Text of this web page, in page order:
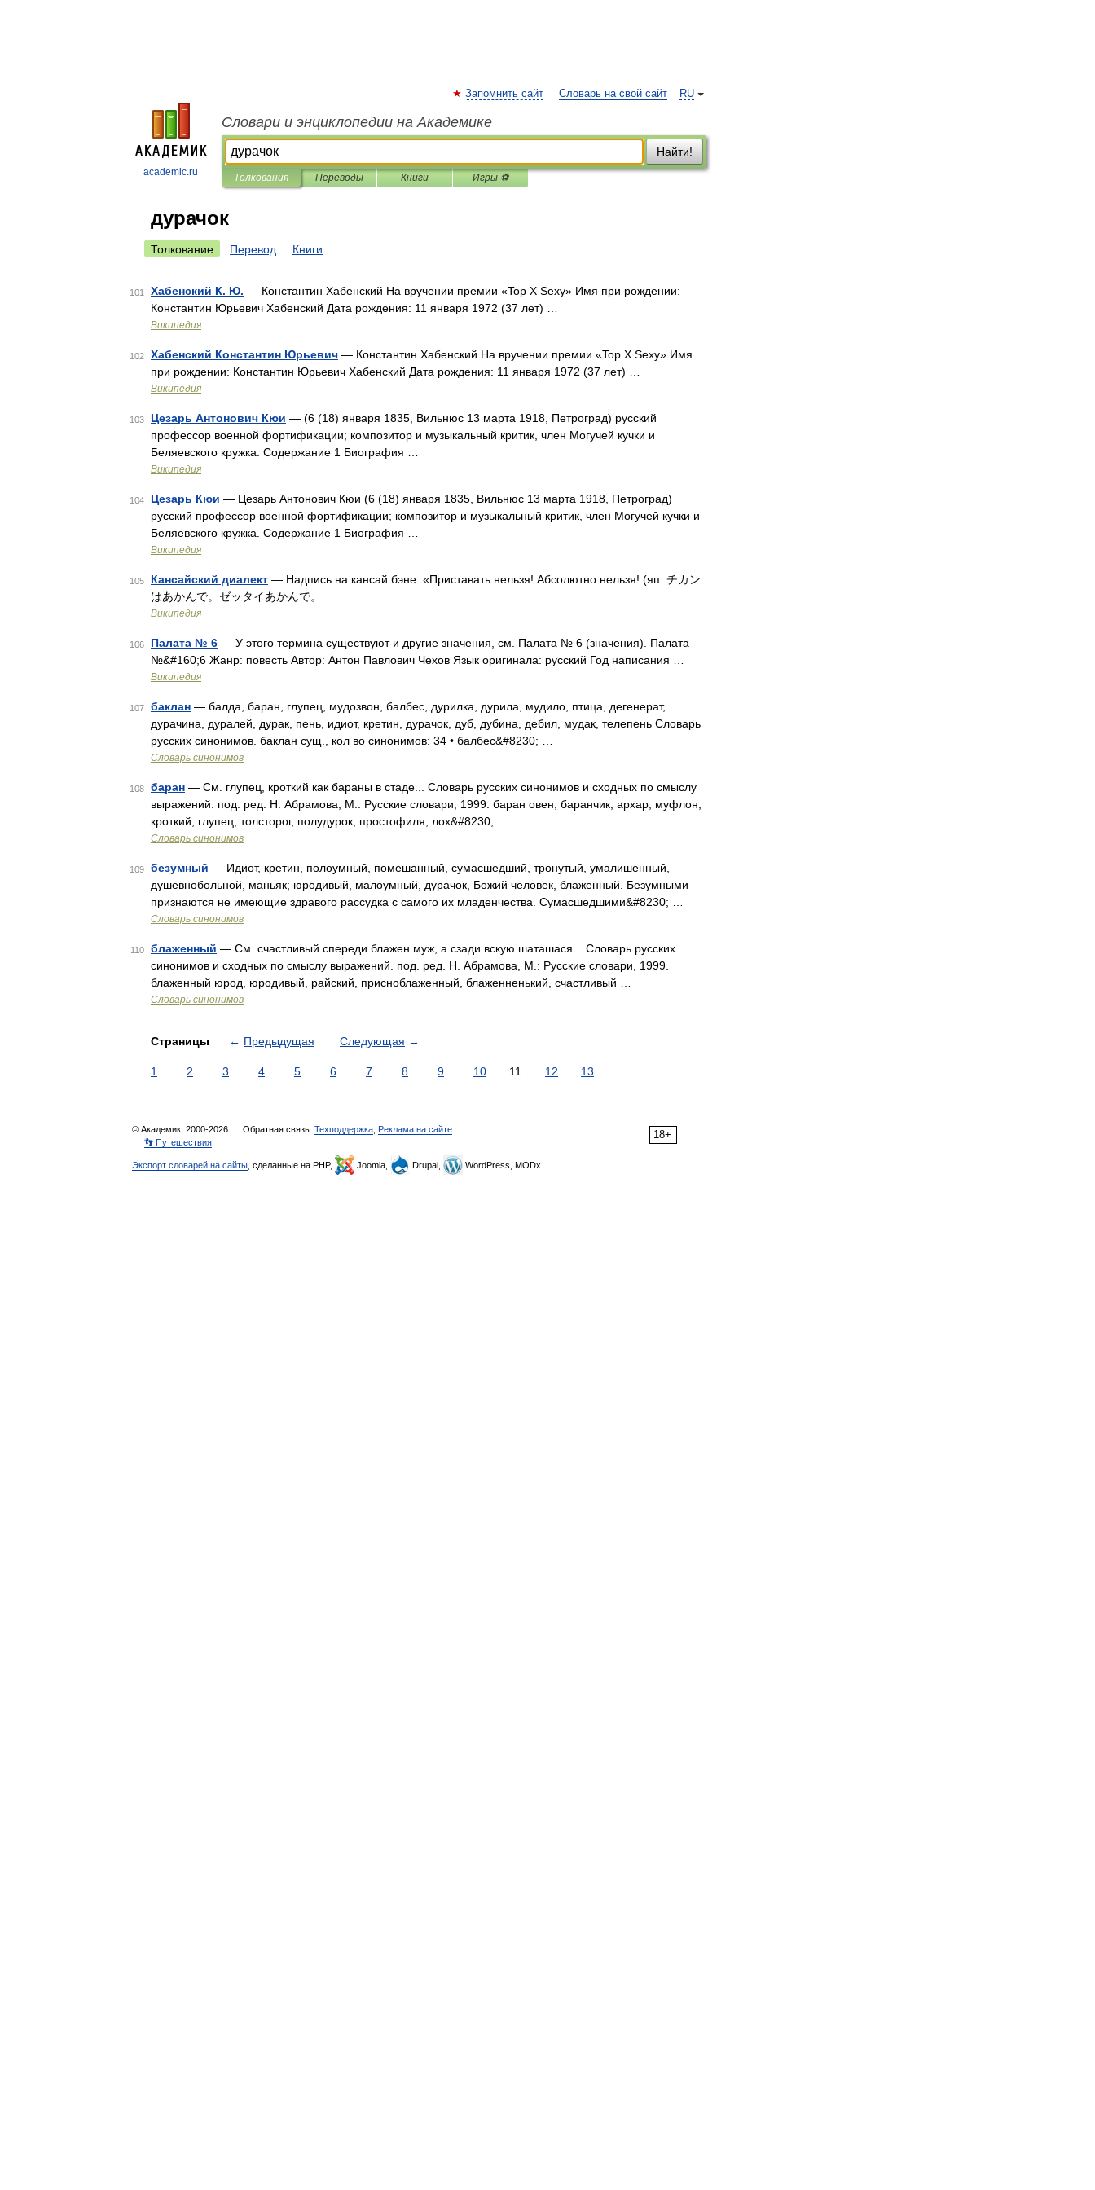
academic.ru
RU
Запомнить сайт Словарь на свой сайт
Словари и энциклопедии на Академике
Найти!
Толкования Переводы Книги Игры ⚽
дурачок
Толкование Перевод Книги
101 Хабенский К. Ю. — Константин Хабенский На вручении премии «Top X Sexy» Имя при рождении:
Константин Юрьевич Хабенский Дата рождения: 11 января 1972 (37 лет) …
Википедия
102 Хабенский Константин Юрьевич — Константин Хабенский На вручении премии «Top X Sexy» Имя
при рождении: Константин Юрьевич Хабенский Дата рождения: 11 января 1972 (37 лет) …
Википедия
103 Цезарь Антонович Кюи — (6 (18) января 1835, Вильнюс 13 марта 1918, Петроград) русский
профессор военной фортификации; композитор и музыкальный критик, член Могучей кучки и
Беляевского кружка. Содержание 1 Биография …
Википедия
104 Цезарь Кюи — Цезарь Антонович Кюи (6 (18) января 1835, Вильнюс 13 марта 1918, Петроград)
русский профессор военной фортификации; композитор и музыкальный критик, член Могучей кучки и
Беляевского кружка. Содержание 1 Биография …
Википедия
105 Кансайский диалект — Надпись на кансай бэне: «Приставать нельзя! Абсолютно нельзя! (яп. チカン
はあかんで。ゼッタイあかんで。 …
Википедия
106 Палата № 6 — У этого термина существуют и другие значения, см. Палата № 6 (значения). Палата
№&#160;6 Жанр: повесть Автор: Антон Павлович Чехов Язык оригинала: русский Год написания …
Википедия
107 баклан — балда, баран, глупец, мудозвон, балбес, дурилка, дурила, мудило, птица, дегенерат,
дурачина, дуралей, дурак, пень, идиот, кретин, дурачок, дуб, дубина, дебил, мудак, телепень Словарь
русских синонимов. баклан сущ., кол во синонимов: 34 • балбес&#8230; …
Словарь синонимов
108 баран — См. глупец, кроткий как бараны в стаде... Словарь русских синонимов и сходных по смыслу
выражений. под. ред. Н. Абрамова, М.: Русские словари, 1999. баран овен, баранчик, архар, муфлон;
кроткий; глупец; толсторог, полудурок, простофиля, лох&#8230; …
Словарь синонимов
109 безумный — Идиот, кретин, полоумный, помешанный, сумасшедший, тронутый, умалишенный,
душевнобольной, маньяк; юродивый, малоумный, дурачок, Божий человек, блаженный. Безумными
признаются не имеющие здравого рассудка с самого их младенчества. Сумасшедшими&#8230; …
Словарь синонимов
110 блаженный — См. счастливый спереди блажен муж, а сзади вскую шаташася... Словарь русских
синонимов и сходных по смыслу выражений. под. ред. Н. Абрамова, М.: Русские словари, 1999.
блаженный юрод, юродивый, райский, присноблаженный, блаженненький, счастливый …
Словарь синонимов
Страницы ← Предыдущая Следующая →
1 2 3 4 5 6 7 8 9 10 11 12 13
18+
© Академик, 2000-2026 Обратная связь: Техподдержка Реклама на сайте
👣 Путешествия
Экспорт словарей на сайты , сделанные на PHP, Joomla, Drupal, WordPress, MODx.